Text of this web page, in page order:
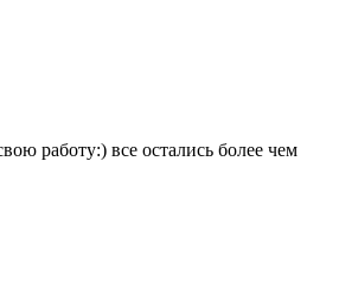
работу:) все остались более чем